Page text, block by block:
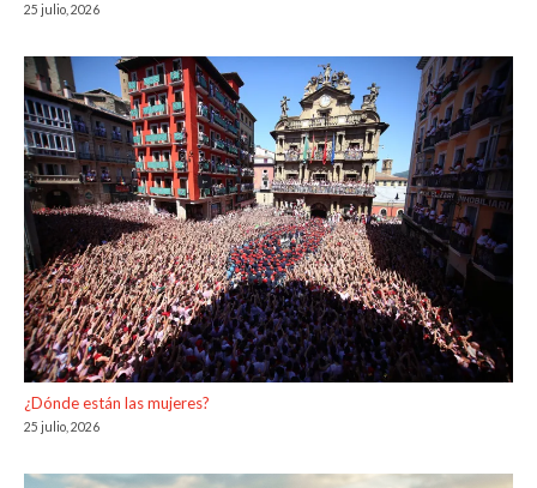
25 julio, 2026
¿Dónde están las mujeres?
25 julio, 2026